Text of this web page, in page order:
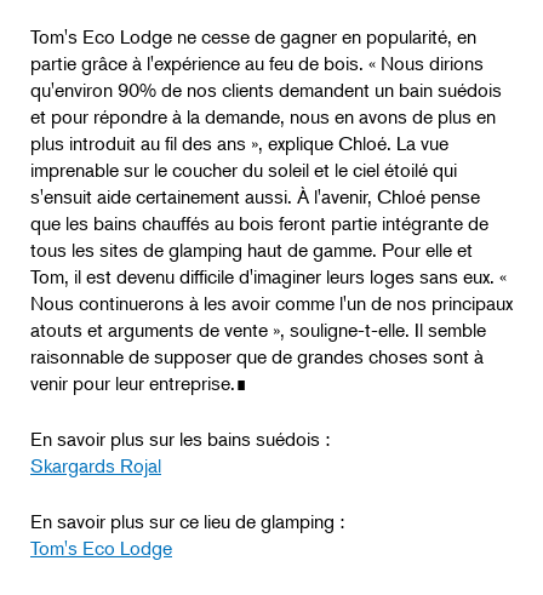
Tom's Eco Lodge ne cesse de gagner en popularité, en
partie grâce à l'expérience au feu de bois. « Nous dirions
qu'environ 90% de nos clients demandent un bain suédois
et pour répondre à la demande, nous en avons de plus en
plus introduit au fil des ans », explique Chloé. La vue
imprenable sur le coucher du soleil et le ciel étoilé qui
s'ensuit aide certainement aussi. À l'avenir, Chloé pense
que les bains chauffés au bois feront partie intégrante de
tous les sites de glamping haut de gamme. Pour elle et
Tom, il est devenu difficile d'imaginer leurs loges sans eux. «
Nous continuerons à les avoir comme l'un de nos principaux
atouts et arguments de vente », souligne-t-elle. Il semble
raisonnable de supposer que de grandes choses sont à
venir pour leur entreprise.∎
En savoir plus sur les bains suédois :
Skargards Rojal
En savoir plus sur ce lieu de glamping :
Tom's Eco Lodge